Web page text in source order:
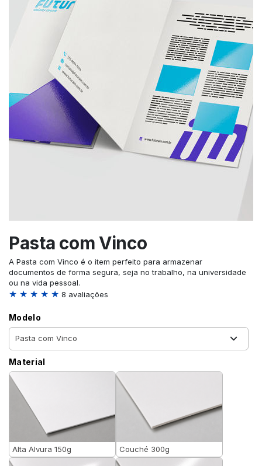
Pasta com Vinco
A Pasta com Vinco é o item perfeito para armazenar
documentos de forma segura, seja no trabalho, na universidade
ou na vida pessoal.
★ ★ ★ ★ ★ 8 avaliações
Modelo
Material
Alta Alvura 150g Couché 300g